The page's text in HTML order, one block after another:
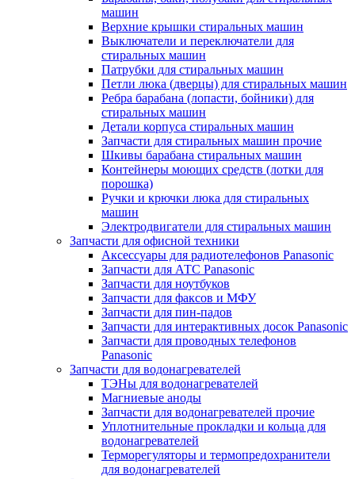
машин
Верхние крышки стиральных машин
Выключатели и переключатели для
стиральных машин
Патрубки для стиральных машин
Петли люка (дверцы) для стиральных машин
Ребра барабана (лопасти, бойники) для
стиральных машин
Детали корпуса стиральных машин
Запчасти для стиральных машин прочие
Шкивы барабана стиральных машин
Контейнеры моющих средств (лотки для
порошка)
Ручки и крючки люка для стиральных
машин
Электродвигатели для стиральных машин
Запчасти для офисной техники
Аксессуары для радиотелефонов Panasonic
Запчасти для АТС Panasonic
Запчасти для ноутбуков
Запчасти для факсов и МФУ
Запчасти для пин-падов
Запчасти для интерактивных досок Panasonic
Запчасти для проводных телефонов
Panasonic
Запчасти для водонагревателей
ТЭНы для водонагревателей
Магниевые аноды
Запчасти для водонагревателей прочие
Уплотнительные прокладки и кольца для
водонагревателей
Терморегуляторы и термопредохранители
для водонагревателей